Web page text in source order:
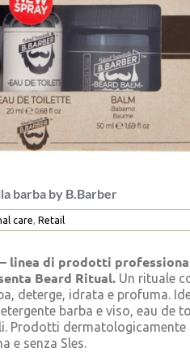
barba by B.Barber
care, Retail
linea di prodotti
Beard Ritual.Un rituale
deterge, idrata e profuma.
barba e viso, eau de
Prodotti dermatologicamente
e senza Sles.